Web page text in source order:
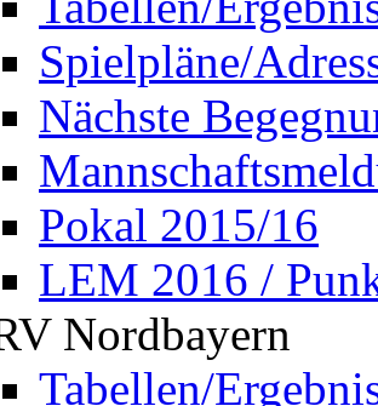
Spielpläne/
Nächste
Pokal 2015/16
LEM 2016 /
Nordbayern
Tabellen/